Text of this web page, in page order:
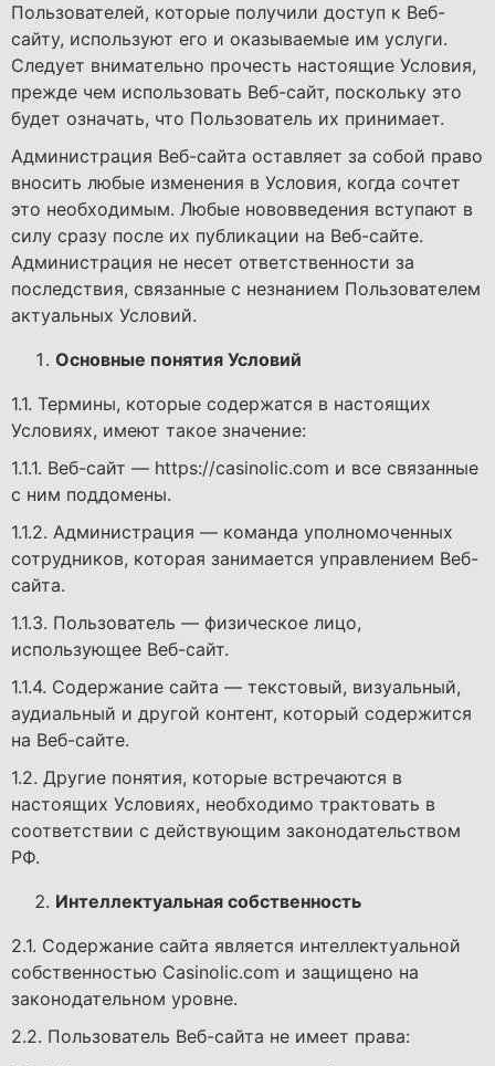
Пользователей, которые получили доступ к Веб-
сайту, используют его и оказываемые им услуги.
Следует внимательно прочесть настоящие Условия,
прежде чем использовать Веб-сайт, поскольку это
будет означать, что Пользователь их принимает.
Администрация Веб-сайта оставляет за собой право
вносить любые изменения в Условия, когда сочтет
это необходимым. Любые нововведения вступают в
силу сразу после их публикации на Веб-сайте.
Администрация не несет ответственности за
последствия, связанные с незнанием Пользователем
актуальных Условий.
Основные понятия Условий
1.1. Термины, которые содержатся в настоящих
Условиях, имеют такое значение:
1.1.1. Веб-сайт — https://casinolic.com и все связанные
с ним поддомены.
1.1.2. Администрация — команда уполномоченных
сотрудников, которая занимается управлением Веб-
сайта.
1.1.3. Пользователь — физическое лицо,
использующее Веб-сайт.
1.1.4. Содержание сайта — текстовый, визуальный,
аудиальный и другой контент, который содержится
на Веб-сайте.
1.2. Другие понятия, которые встречаются в
настоящих Условиях, необходимо трактовать в
соответствии с действующим законодательством
РФ.
Интеллектуальная собственность
2.1. Содержание сайта является интеллектуальной
собственностью Casinolic.com и защищено на
законодательном уровне.
2.2. Пользователь Веб-сайта не имеет права: